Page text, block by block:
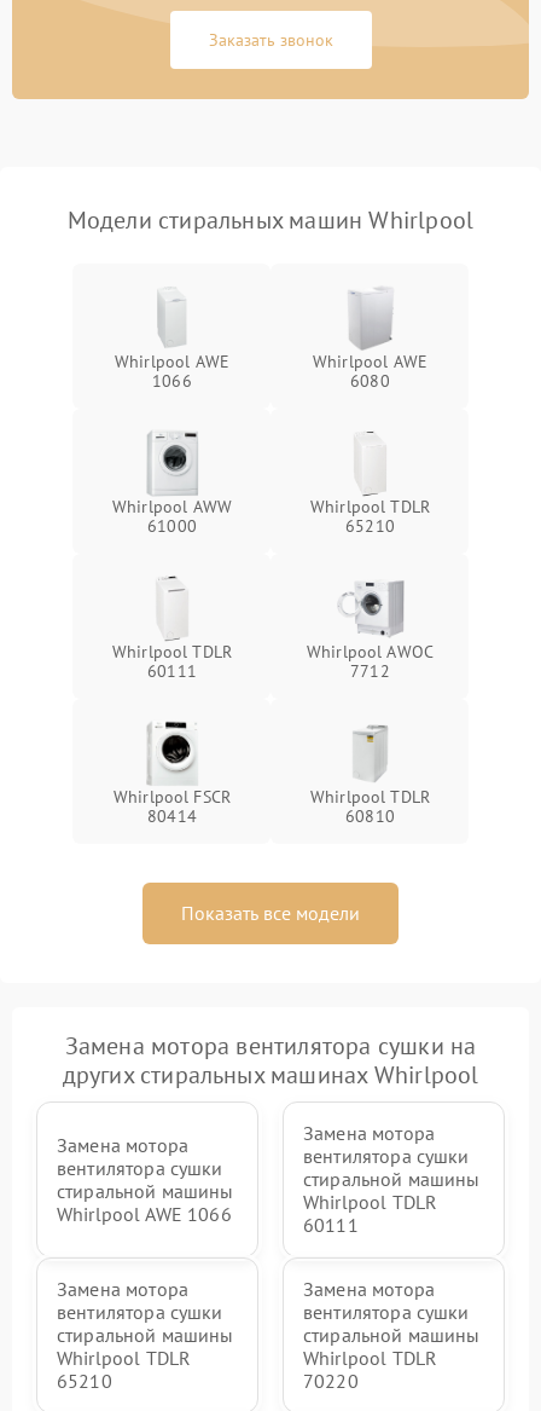
Заказать звонок
Модели стиральных машин Whirlpool
Whirlpool AWE
1066
Whirlpool AWE
6080
Whirlpool AWW
61000
Whirlpool TDLR
65210
Whirlpool TDLR
60111
Whirlpool AWOC
7712
Whirlpool FSCR
80414
Whirlpool TDLR
60810
Показать все модели
Замена мотора вентилятора сушки на
других стиральных машинах Whirlpool
Замена мотора
вентилятора сушки
стиральной машины
Whirlpool AWE 1066
Замена мотора
вентилятора сушки
стиральной машины
Whirlpool TDLR
60111
Замена мотора
вентилятора сушки
стиральной машины
Whirlpool TDLR
65210
Замена мотора
вентилятора сушки
стиральной машины
Whirlpool TDLR
70220